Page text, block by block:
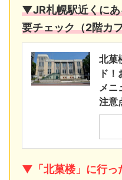
▼JR札幌駅近くにあ
要チェック（2階カ
北菓
ド
メニ
注意
▼「北菓楼」に行っ